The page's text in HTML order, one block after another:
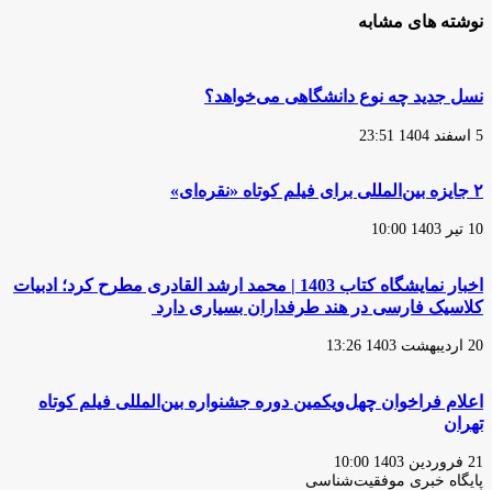
نوشته های مشابه
نسل جدید چه نوع دانشگاهی می‌خواهد؟
5 اسفند 1404 23:51
۲ جایزه بین‌المللی برای فیلم کوتاه «نقره‌ای»
10 تیر 1403 10:00
اخبار نمایشگاه کتاب 1403 | محمد ارشد القادری مطرح کرد؛ ادبیات
کلاسیک فارسی در هند طرفداران بسیاری دارد
20 اردیبهشت 1403 13:26
اعلام فراخوان چهل‌ویکمین دوره جشنواره بین‌المللی فیلم کوتاه
تهران
21 فروردین 1403 10:00
پایگاه‌ خبری موفقیت‌شناسی